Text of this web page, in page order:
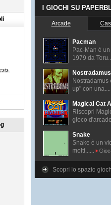
I GIOCHI SU
Arcade
Pacman
Pac-Man é
1979 da
Nostradamus
Nostradamus
up" con
Magical Cat
Riscopri
gioco
Snake
Snake è un
molti......
Scopri lo spazio